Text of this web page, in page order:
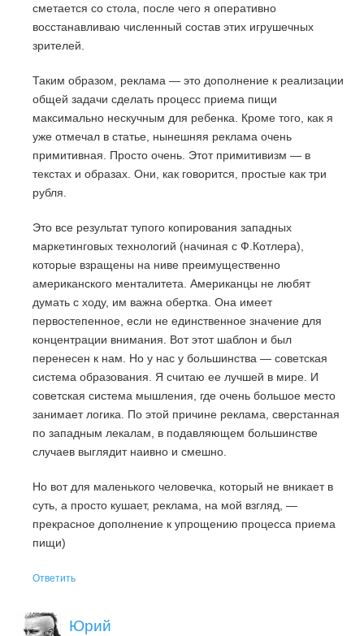
сметается со стола, после чего я оперативно
восстанавливаю численный состав этих игрушечных
зрителей.
Таким образом, реклама — это дополнение к реализации
общей задачи сделать процесс приема пищи
максимально нескучным для ребенка. Кроме того, как я
уже отмечал в статье, нынешняя реклама очень
примитивная. Просто очень. Этот примитивизм — в
текстах и образах. Они, как говорится, простые как три
рубля.
Это все результат тупого копирования западных
маркетинговых технологий (начиная с Ф.Котлера),
которые взращены на ниве преимущественно
американского менталитета. Американцы не любят
думать с ходу, им важна обертка. Она имеет
первостепенное, если не единственное значение для
концентрации внимания. Вот этот шаблон и был
перенесен к нам. Но у нас у большинства — советская
система образования. Я считаю ее лучшей в мире. И
советская система мышления, где очень большое место
занимает логика. По этой причине реклама, сверстанная
по западным лекалам, в подавляющем большинстве
случаев выглядит наивно и смешно.
Но вот для маленького человечка, который не вникает в
суть, а просто кушает, реклама, на мой взгляд, —
прекрасное дополнение к упрощению процесса приема
пищи)
Ответить
Юрий